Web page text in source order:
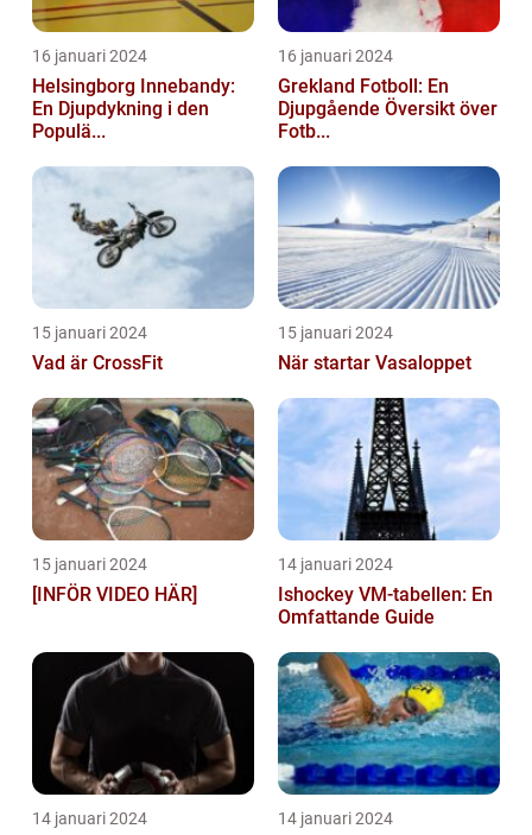
16 januari 2024
Helsingborg Innebandy:
En Djupdykning i den
Populä...
16 januari 2024
Grekland Fotboll: En
Djupgående Översikt över
Fotb...
15 januari 2024
Vad är CrossFit
15 januari 2024
När startar Vasaloppet
15 januari 2024
[INFÖR VIDEO HÄR]
14 januari 2024
Ishockey VM-tabellen: En
Omfattande Guide
14 januari 2024 14 januari 2024